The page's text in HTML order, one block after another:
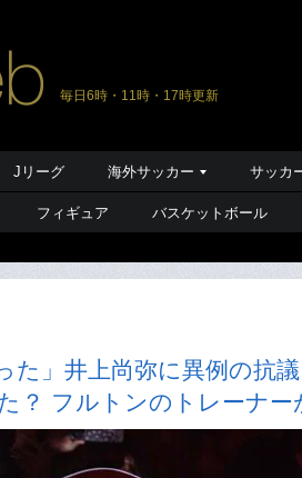
毎日6時・11時・17時更新
Jリーグ 海外サッカー サッカ
フィギュア バスケットボール
た」井上尚弥に異例の抗
？ フルトンのトレーナー